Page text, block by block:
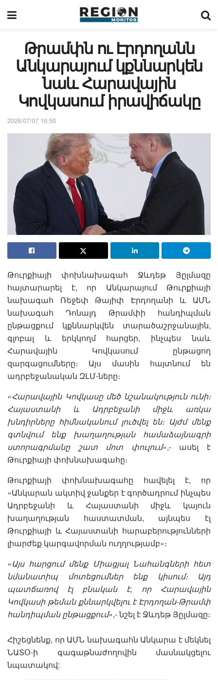
Թրամփն ու Էրդողանն
Անկարայում կքննարկեն
նաև Հարավային
Կովկասում իրավիճակը
2026/07/07 16:50
Թուրքիայի փոխնախագահ Ջևդեթ Յըլմազը
հայտարարել է, որ Անկարայում Թուրքիայի
նախագահ Ռեջեփ Թայիփ Էրդողանի և ԱՄՆ
նախագահ Դոնալդ Թրամփի հանդիպման
ընթացքում կքննարկվեն տարածաշրջանային,
գլոբալ և երկկողմ հարցեր, ինչպես նաև
Հարավային Կովկասում ընթացող
զարգացումները։ Այս մասին հայտնում են
ադրբեջանական ԶԼՄ-ները։
«Հարավային Կովկասը մեծ նշանակություն ունի։
Հայաստանի և Ադրբեջանի միջև առկա
խնդիրները հիմնականում լուծվել են։ Այժմ մենք
գտնվում ենք խաղաղության համաձայնագրի
ստորագրմանը շատ մոտ փուլում»,- ասել է
Թուրքիայի փոխնախագահը։
Թուրքիայի փոխնախագահը հավելել է, որ
«Անկարան ակտիվ ջանքեր է գործադրում ինչպես
Ադրբեջանի և Հայաստանի միջև կայուն
խաղաղության հաստատման, այնպես էլ
Թուրքիայի և Հայաստանի հարաբերությունների
լիարժեք կարգավորման ուղղությամբ»։
«Այս հարցում մենք Միացյալ Նահանգների հետ
նմանատիպ մոտեցումներ ենք կիսում։ Այդ
պատճառով էլ բնական է, որ Հարավային
Կովկասի թեման քննարկվելու է Էրդողան-Թրամփ
հանդիպման ընթացքում»,- նշել է Ջևդեթ Յըլմազը։
Հիշեցնենք, որ ԱՄՆ նախագահն Անկարա է մեկնել
ՆԱՏՕ-ի գագաթնաժողովին մասնակցելու
նպատակով: